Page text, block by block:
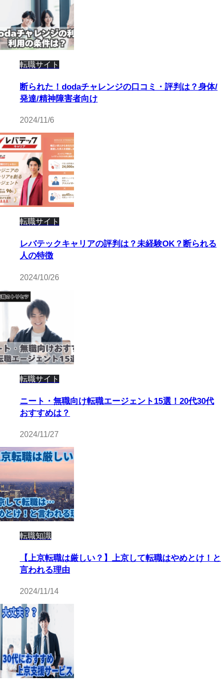
転職サイト
断られた！dodaチャレンジの口コミ・評判は？身体/
発達/精神障害者向け
2024/11/6
転職サイト
レバテックキャリアの評判は？未経験OK？断られる
人の特徴
2024/10/26
転職サイト
ニート・無職向け転職エージェント15選！20代30代
おすすめは？
2024/11/27
転職知識
【上京転職は厳しい？】上京して転職はやめとけ！と
言われる理由
2024/11/14